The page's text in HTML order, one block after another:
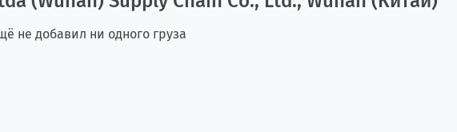
не добавил ни одного груза